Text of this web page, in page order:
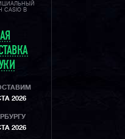
CASIO В
2026
2026